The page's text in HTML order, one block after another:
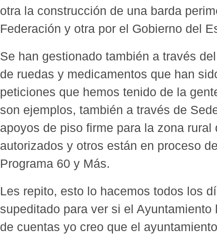
otra la construcción de una barda
Federación y otra por el Gobierno del
Se han gestionado también a través
de ruedas y medicamentos que han
peticiones que hemos tenido de la
son ejemplos, también a través de
apoyos de piso firme para la zona
autorizados y otros están en proceso
Programa 60 y Más.
Les repito, esto lo hacemos todos los
supeditado para ver si el
de cuentas yo creo que el